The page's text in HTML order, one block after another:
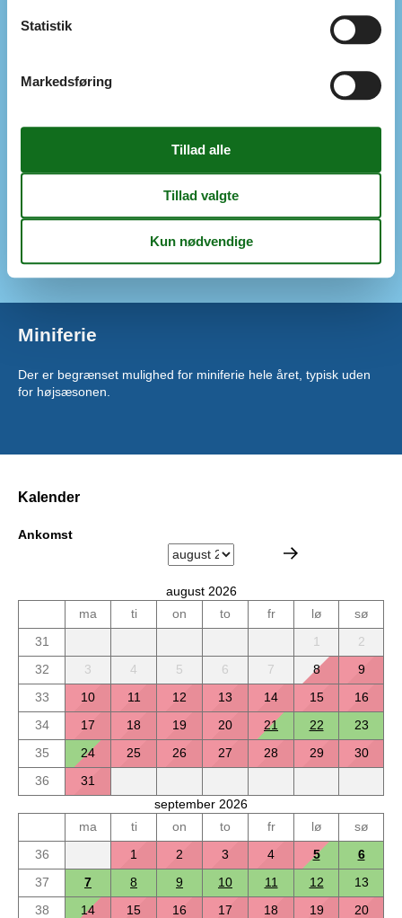
Vaskemaskine
El-komfur
Emhætte
Køleskab
Opvaskemask.
Havegrill
Miniferie
Der er begrænset mulighed for miniferie hele året, typisk uden
for højsæsonen.
Kalender
Ankomst
august 2026
ma
ti on to fr lø
sø
31
1
2
32
3 4 5 6 7 8
9
33
10 11 12 13 14 15
16
34
17 18 19 20 21 22
23
35
24 25 26 27 28 29
30
36
31
september 2026
ma
ti on to fr lø
sø
36
1 2 3 4 5
6
37
7 8 9 10 11 12
13
38
14 15 16 17 18 19
20
Statistik
Markedsføring